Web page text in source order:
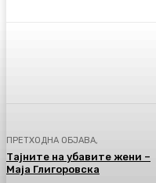
ПРЕТХОДНА ОБЈАВА,
Тајните на убавите жени –
Маја Глигоровска